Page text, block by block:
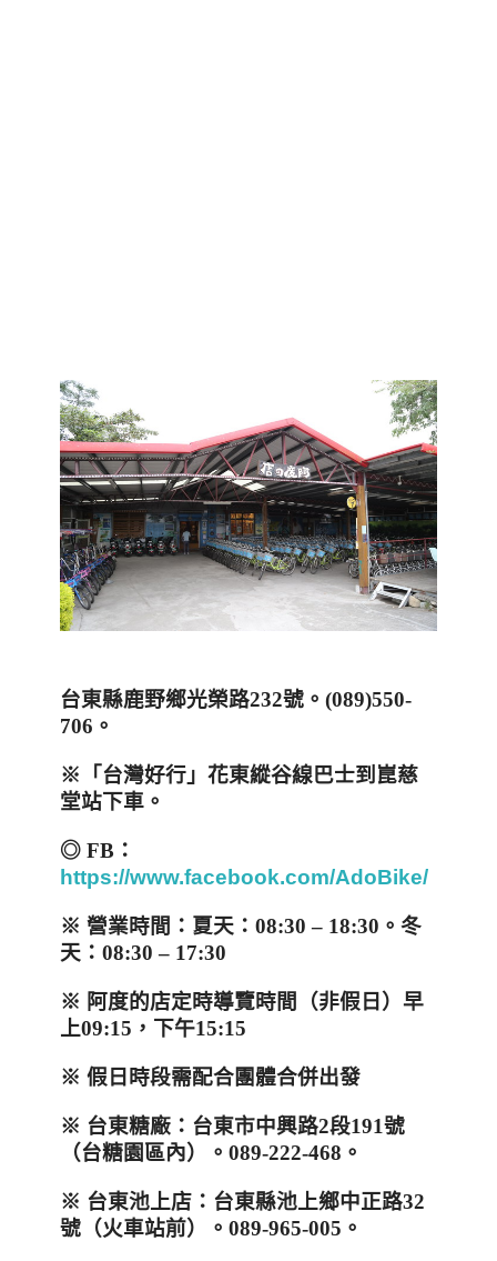
台東縣鹿野鄉光榮路232號。 (089)550-
706 。
※ 「台灣好行」花東縱谷線巴士到崑慈
堂站下車。
◎ FB ：
https://www.facebook.com/AdoBike/
※ 營業時間：夏天： 08:30 – 18:30 。 冬
天： 08:30 – 17:30
※ 阿度的店定時導覽時間（非假日）早
上09:15 ， 下午15:15
※ 假日時段需配合團體合併出發
※ 台東糖廠：台東市中興路2段191號
（台糖園區內）。 089-222-468 。
※ 台東池上店：台東縣池上鄉中正路32
號（火車站前）。 089-965-005 。